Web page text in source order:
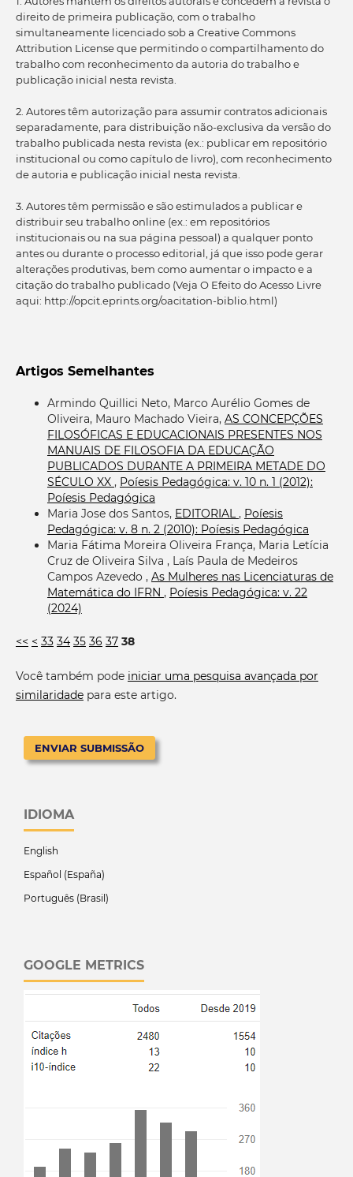
direito de primeira publicação, com o trabalho
simultaneamente licenciado sob a Creative Commons
Attribution License que permitindo o compartilhamento do
trabalho com reconhecimento da autoria do trabalho e
publicação inicial nesta revista.
2. Autores têm autorização para assumir contratos adicionais
separadamente, para distribuição não-exclusiva da versão do
trabalho publicada nesta revista (ex.: publicar em repositório
institucional ou como capítulo de livro), com reconhecimento
de autoria e publicação inicial nesta revista.
3. Autores têm permissão e são estimulados a publicar e
distribuir seu trabalho online (ex.: em repositórios
institucionais ou na sua página pessoal) a qualquer ponto
antes ou durante o processo editorial, já que isso pode gerar
alterações produtivas, bem como aumentar o impacto e a
citação do trabalho publicado (Veja O Efeito do Acesso Livre
aqui: http://opcit.eprints.org/oacitation-biblio.html)
Artigos Semelhantes
Armindo Quillici Neto, Marco Aurélio Gomes de
Oliveira, Mauro Machado Vieira, AS CONCEPÇÕES
FILOSÓFICAS E EDUCACIONAIS PRESENTES NOS
MANUAIS DE FILOSOFIA DA EDUCAÇÃO
PUBLICADOS DURANTE A PRIMEIRA METADE DO
SÉCULO XX , Poíesis Pedagógica: v. 10 n. 1 (2012):
Poíesis Pedagógica
Maria Jose dos Santos, EDITORIAL, Poíesis
Pedagógica: v. 8 n. 2 (2010): Poíesis Pedagógica
Maria Fátima Moreira Oliveira França, Maria Letícia
Cruz de Oliveira Silva , Laís Paula de Medeiros
Campos Azevedo , As Mulheres nas Licenciaturas de
Matemática do IFRN , Poíesis Pedagógica: v. 22
(2024)
<< < 33 34 35 36 37 38
Você também pode iniciar uma pesquisa avançada por
similaridadepara este artigo.
ENVIAR SUBMISSÃO
IDIOMA
English
Español (España)
Português (Brasil)
GOOGLE METRICS